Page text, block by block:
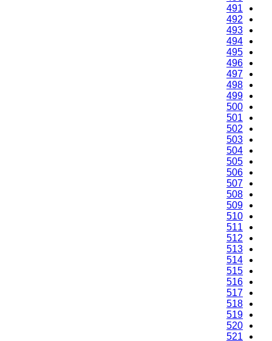
491
492
493
494
495
496
497
498
499
500
501
502
503
504
505
506
507
508
509
510
511
512
513
514
515
516
517
518
519
520
521